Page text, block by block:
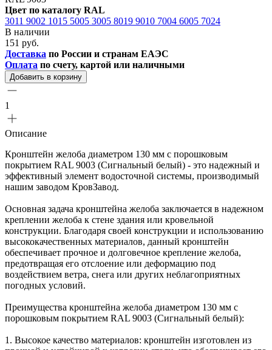
Цвет по каталогу RAL
3011 9002 1015 5005 3005 8019 9010 7004 6005 7024
В наличии
151 руб.
Доставка по России и странам ЕАЭС
Оплата по счету, картой или наличными
Добавить в корзину
1
Описание
Кронштейн желоба диаметром 130 мм с порошковым
покрытием RAL 9003 (Сигнальный белый) - это надежный и
эффективный элемент водосточной системы, производимый
нашим заводом КровЗавод.
Основная задача кронштейна желоба заключается в надежном
креплении желоба к стене здания или кровельной
конструкции. Благодаря своей конструкции и использованию
высококачественных материалов, данный кронштейн
обеспечивает прочное и долговечное крепление желоба,
предотвращая его отслоение или деформацию под
воздействием ветра, снега или других неблагоприятных
погодных условий.
Преимущества кронштейна желоба диаметром 130 мм с
порошковым покрытием RAL 9003 (Сигнальный белый):
1. Высокое качество материалов: кронштейн изготовлен из